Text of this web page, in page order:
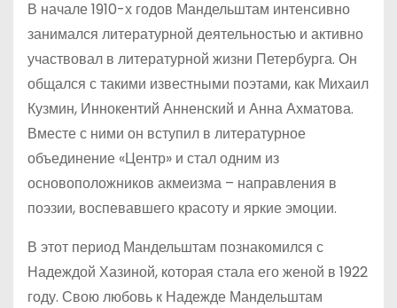
В начале 1910-х годов Мандельштам интенсивно
занимался литературной деятельностью и активно
участвовал в литературной жизни Петербурга. Он
общался с такими известными поэтами, как Михаил
Кузмин, Иннокентий Анненский и Анна Ахматова.
Вместе с ними он вступил в литературное
объединение «Центр» и стал одним из
основоположников акмеизма – направления в
поэзии, воспевавшего красоту и яркие эмоции.
В этот период Мандельштам познакомился с
Надеждой Хазиной, которая стала его женой в 1922
году. Свою любовь к Надежде Мандельштам